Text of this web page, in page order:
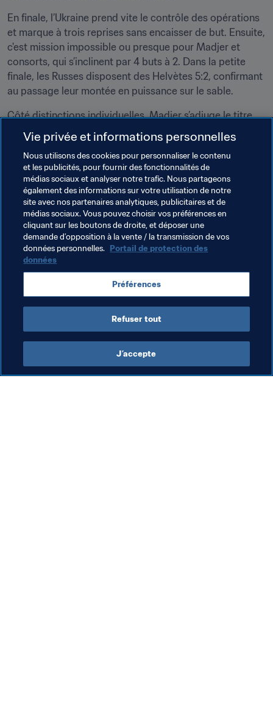
En finale, l’Ukraine prend vite le contrôle des opérations
et marque à trois reprises sans encaisser de but. Ensuite,
c'est mission impossible ou presque pour Madjer et
consorts, qui s’inclinent par 4 buts à 2. Dans la petite
finale, les Russes disposent des Helvètes 5:2, confirmant
au passage leur montée en puissance sur le sable.
Côté distinctions individuelles, Madjer s’adjuge le titre
de meilleur buteur tandis que son compatriote Graça est
nommé meilleur gardien. Le capitaine russe Ilya Leonov
est désigné meilleur joueur du tournoi, comme ce fut le
cas il y a deux ans à Castellón (Espagne), lors du dernier
tournoi qualificatif de la zone Europe pour la Coupe du
Monde de Beach Soccer de la FIFA 2009.
Thèmes en lien
Groupe d'Étude Technique (TSG)
Compétitions FIFA
Vie privée et informations personnelles
Nous utilisons des cookies pour personnaliser le contenu
et les publicités, pour fournir des fonctionnalités de
médias sociaux et analyser notre trafic. Nous partageons
également des informations sur votre utilisation de notre
site avec nos partenaires analytiques, publicitaires et de
médias sociaux. Vous pouvez choisir vos préférences en
cliquant sur les boutons de droite, et déposer une
demande d’opposition à la vente / la transmission de vos
données personnelles. Portail de protection des
données
Préférences
Refuser tout
J’accepte